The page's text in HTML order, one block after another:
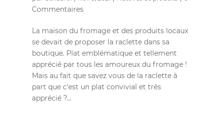
Commentaires
La maison du fromage et des produits locaux
se devait de proposer la raclette dans sa
boutique. Plat emblématique et tellement
apprécié par tous les amoureux du fromage !
Mais au fait que savez vous de la raclette à
part que c'est un plat convivial et très
apprécié ?...